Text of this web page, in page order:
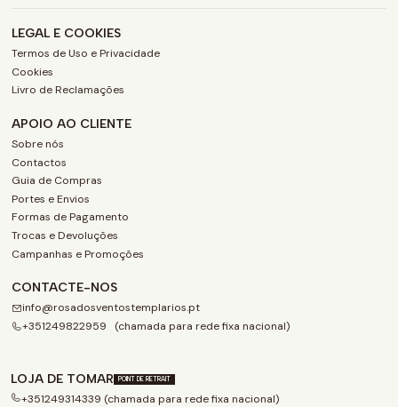
LEGAL E COOKIES
Termos de Uso e Privacidade
Cookies
Livro de Reclamações
APOIO AO CLIENTE
Sobre nós
Contactos
Guia de Compras
Portes e Envios
Formas de Pagamento
Trocas e Devoluções
Campanhas e Promoções
CONTACTE-NOS
info@rosadosventostemplarios.pt
+351249822959 (chamada para rede fixa nacional)
LOJA DE TOMAR POINT DE RETRAIT
+351249314339 (chamada para rede fixa nacional)